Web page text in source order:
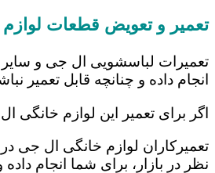
تعمیر و تعویض قطعات
تعمیرات لباسشویی ال جی و سایر
انجام داده و چنانچه قابل تعمیر
اگر برای تعمیر این لوازم
تعمیرکاران لوازم خانگی ال جی
نظر در بازار، برای شما انجام